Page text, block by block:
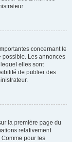
concernant le
possible. Les annonces
elles sont
de publier des
la première page du
relativement
pour les